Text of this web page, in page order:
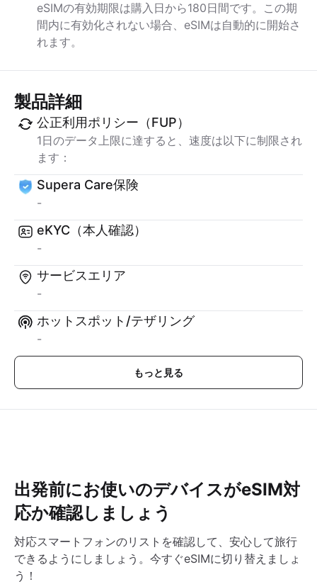
eSIMの有効期限は購入日から180日間です。この期
間内に有効化されない場合、eSIMは自動的に開始さ
れます。
製品詳細
公正利用ポリシー（FUP）
1日のデータ上限に達すると、速度は以下に制限され
ます：
Supera Care保険
-
eKYC（本人確認）
-
サービスエリア
-
ホットスポット/テザリング
-
もっと見る
出発前にお使いのデバイスがeSIM対
応か確認しましょう
対応スマートフォンのリストを確認して、安心して旅行
できるようにしましょう。今すぐeSIMに切り替えましょ
う！